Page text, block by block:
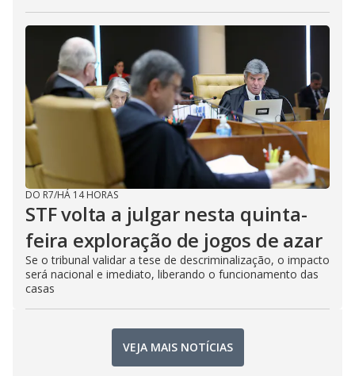
DO R7/HÁ 14 HORAS
STF volta a julgar nesta quinta-
feira exploração de jogos de azar
Se o tribunal validar a tese de descriminalização, o impacto
será nacional e imediato, liberando o funcionamento das
casas
VEJA MAIS NOTÍCIAS